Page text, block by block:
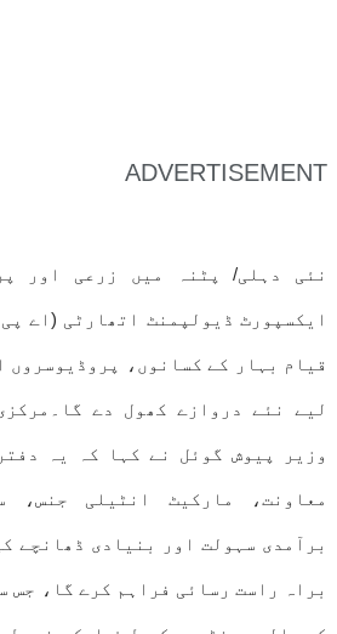
ADVERTISEMENT
نئی دہلی/ پٹنہ میں زرعی اور
ایکسپورٹ ڈیولپمنٹ اتھارٹی (اے
قیام بہار کے کسانوں، پروڈیوسروں
لیے نئے دروازے کھول دے
وزیر پیوش گوئل نے کہا کہ یہ
معاونت، مارکیٹ انٹیلی جنس،
برآمدی سہولت اور بنیادی ڈھانچے
براہ راست رسائی فراہم کرے گا، جس